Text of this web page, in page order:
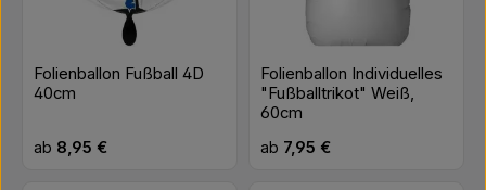
Folienballon Fußball 4D
40cm
Regulärer Preis:
ab 8,95 €
Folienballon Individuelles
"Fußballtrikot" Weiß,
60cm
Regulärer Preis:
ab 7,95 €